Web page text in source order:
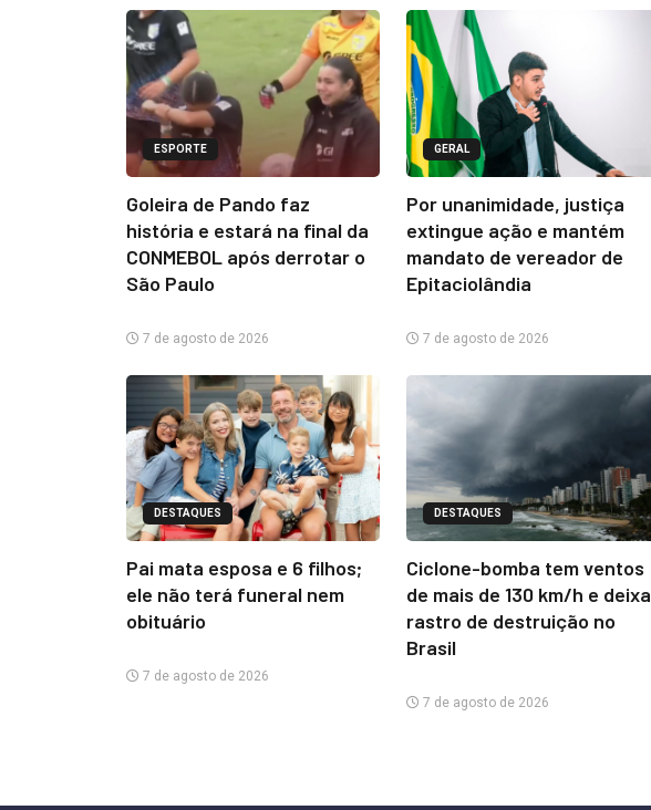
ESPORTE
Goleira de Pando faz
história e estará na final da
CONMEBOL após derrotar o
São Paulo
7 de agosto de 2026
GERAL
Por unanimidade, justiça
extingue ação e mantém
mandato de vereador de
Epitaciolândia
7 de agosto de 2026
DESTAQUES
Pai mata esposa e 6 filhos;
ele não terá funeral nem
obituário
7 de agosto de 2026
DESTAQUES
Ciclone-bomba tem ventos
de mais de 130 km/h e deixa
rastro de destruição no
Brasil
7 de agosto de 2026